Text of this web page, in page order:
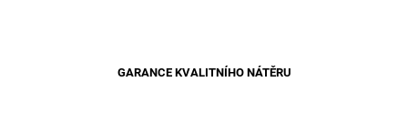
GARANCE KVALITNÍHO NÁTĚRU